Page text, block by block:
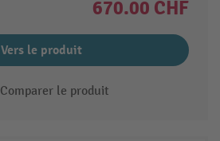
670.00 CHF
Vers le produit
Comparer le produit